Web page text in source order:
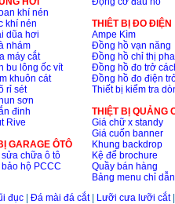
khí nén
khí nén
dũa hơi
nhám
máy cắt
bu lông ốc vít
khuôn cát
rỉ sét
sơn
đinh
Rive
GARAGE ÔTÔ
sửa chữa ô tô
hộ PCCC
THIÊT BỊ ĐO ĐIỆN
Ampe Kìm
Đồng hồ vạn năng
Đồng hồ chỉ thị pha
Đồng hồ đo trở
Đồng hồ đo điện
Thiết bị kiểm tra
THIỆT BỊ QUẢNG
Giá chữ x standy
Giá cuốn banner
Khung backdrop
Kệ để brochure
Quầy bán hàng
Bảng menu chỉ dẫn
đục Đá mài đá cắt| Lưỡi cưa lưỡi cắt